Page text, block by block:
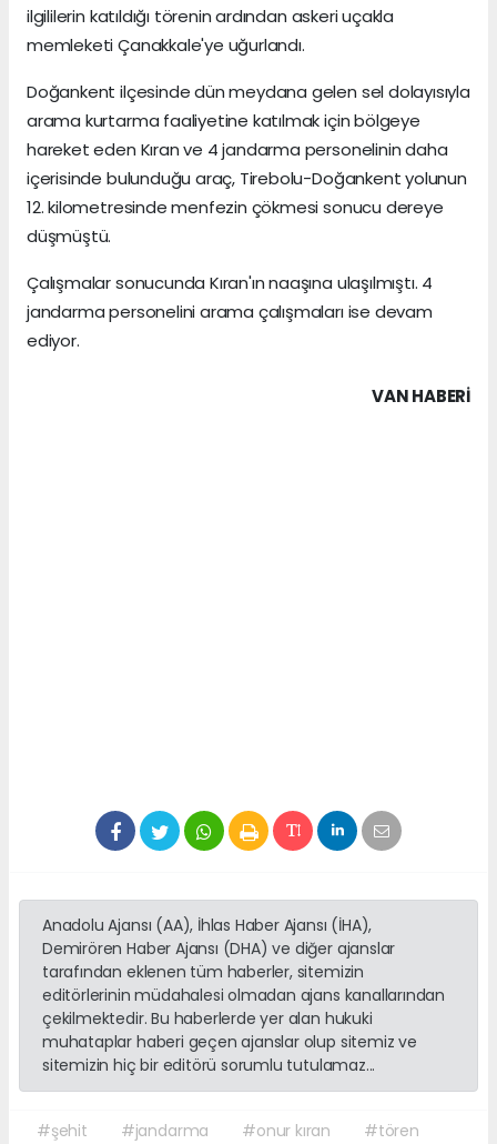
ilgililerin katıldığı törenin ardından askeri uçakla
memleketi Çanakkale'ye uğurlandı.
Doğankent ilçesinde dün meydana gelen sel dolayısıyla
arama kurtarma faaliyetine katılmak için bölgeye
hareket eden Kıran ve 4 jandarma personelinin daha
içerisinde bulunduğu araç, Tirebolu-Doğankent yolunun
12. kilometresinde menfezin çökmesi sonucu dereye
düşmüştü.
Çalışmalar sonucunda Kıran'ın naaşına ulaşılmıştı. 4
jandarma personelini arama çalışmaları ise devam
ediyor.
VAN HABERİ
Anadolu Ajansı (AA), İhlas Haber Ajansı (İHA),
Demirören Haber Ajansı (DHA) ve diğer ajanslar
tarafından eklenen tüm haberler, sitemizin
editörlerinin müdahalesi olmadan ajans kanallarından
çekilmektedir. Bu haberlerde yer alan hukuki
muhataplar haberi geçen ajanslar olup sitemiz ve
sitemizin hiç bir editörü sorumlu tutulamaz...
#şehit #jandarma #onur kıran #tören